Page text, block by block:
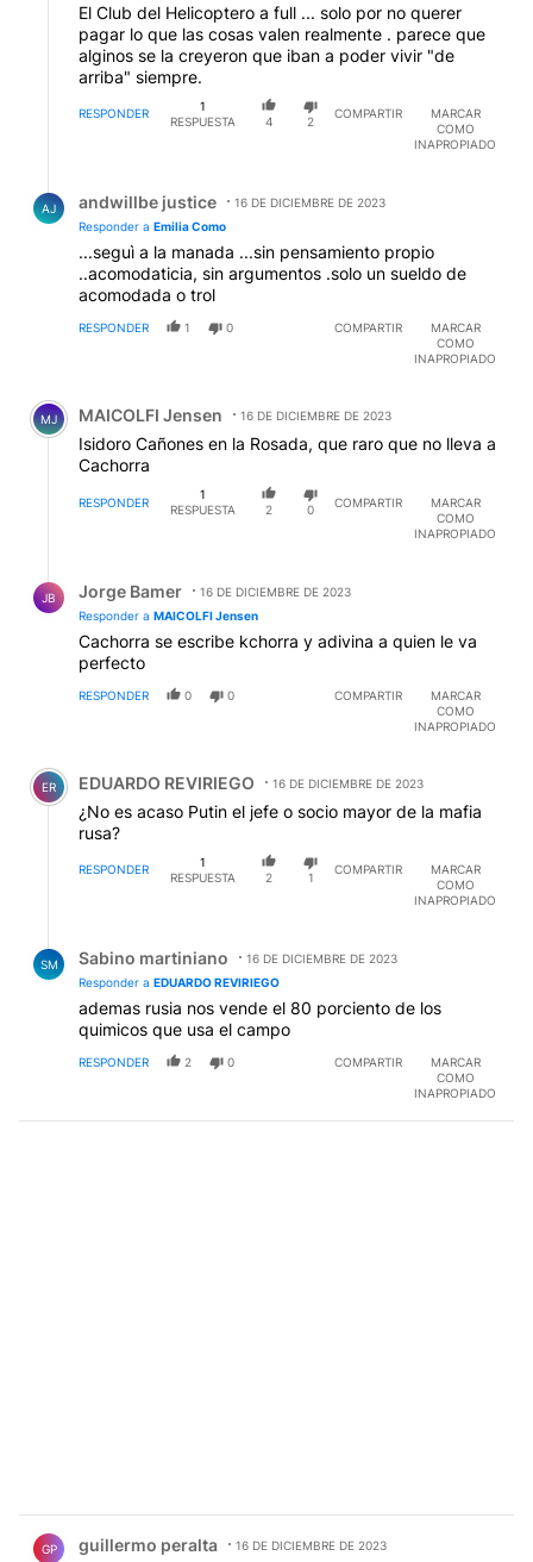
El Club del Helicoptero a full ... solo por no querer
pagar lo que las cosas valen realmente . parece que
alginos se la creyeron que iban a poder vivir "de
arriba" siempre.
RESPONDER
1
RESPUESTA
4 2
COMPARTIR
MARCAR
COMO
INAPROPIADO
AJ andwillbe justice
16 DE DICIEMBRE DE 2023
Responder a Emilia Como
...seguì a la manada ...sin pensamiento propio
..acomodaticia, sin argumentos .solo un sueldo de
acomodada o trol
RESPONDER 1 0 COMPARTIR
MARCAR
COMO
INAPROPIADO
Comentario de MAICOLFI Jensen.
MJ MAICOLFI Jensen 16 DE DICIEMBRE DE 2023
Isidoro Cañones en la Rosada, que raro que no lleva a
Cachorra
RESPONDER
1
RESPUESTA
2 0
COMPARTIR
MARCAR
COMO
INAPROPIADO
JB Jorge Bamer
16 DE DICIEMBRE DE 2023
Responder a MAICOLFI Jensen
Cachorra se escribe kchorra y adivina a quien le va
perfecto
RESPONDER 0 0 COMPARTIR
MARCAR
COMO
INAPROPIADO
Comentario de EDUARDO REVIRIEGO.
ER EDUARDO REVIRIEGO 16 DE DICIEMBRE DE 2023
¿No es acaso Putin el jefe o socio mayor de la mafia
rusa?
RESPONDER
1
RESPUESTA
2 1
COMPARTIR
MARCAR
COMO
INAPROPIADO
SM Sabino martiniano
16 DE DICIEMBRE DE 2023
Responder a EDUARDO REVIRIEGO
ademas rusia nos vende el 80 porciento de los
quimicos que usa el campo
RESPONDER 2 0 COMPARTIR
MARCAR
COMO
INAPROPIADO
GP guillermo peralta 16 DE DICIEMBRE DE 2023